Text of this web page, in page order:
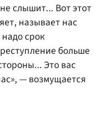
слышит... Вот этот
называет нас
срок
больше
Это вас
— возмущается